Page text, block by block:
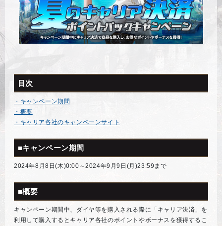
目次
・キャンペーン期間
・概要
・キャリア各社のキャンペーンサイト
■キャンペーン期間
2024年8月8日(木)0:00～2024年9月9日(月)23:59まで
■概要
キャンペーン期間中、ダイヤ等を購入される際に「キャリア決済」を
利用して購入するとキャリア各社のポイントやボーナスを獲得するこ